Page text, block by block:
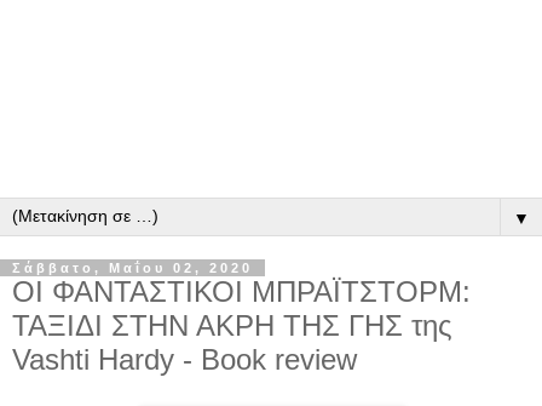
▼
Σάββατο, Μαΐου 02, 2020
ΟΙ ΦΑΝΤΑΣΤΙΚΟΙ ΜΠΡΑΪΤΣΤΟΡΜ:
ΤΑΞΙΔΙ ΣΤΗΝ ΑΚΡΗ ΤΗΣ ΓΗΣ της
Vashti Hardy - Book review